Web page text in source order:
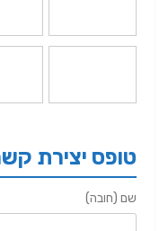
טופס יצירת
שם (חובה)